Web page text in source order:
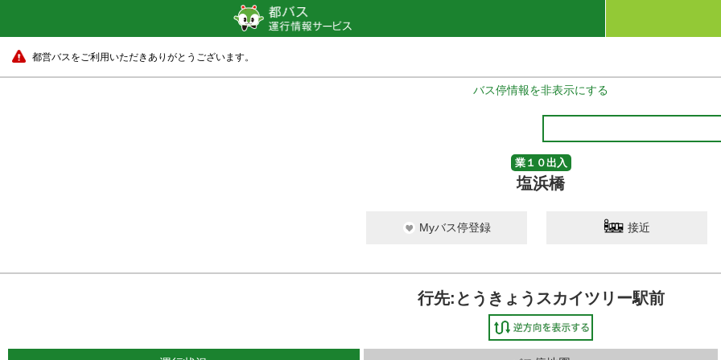
都営バスをご利用いただきありがとうございます。
バス停情報を非表示にする
業１０出入
塩浜橋
Myバス停登録 接近
行先:とうきょうスカイツリー駅前